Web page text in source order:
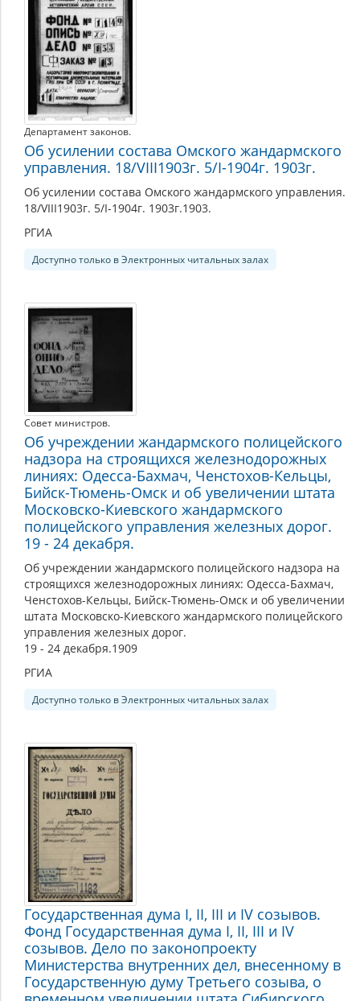
Департамент законов.
Об усилении состава Омского жандармского
управления. 18/VIII1903г. 5/I-1904г. 1903г.
Об усилении состава Омского жандармского управления.
18/VIII1903г. 5/I-1904г. 1903г.1903.
РГИА
Доступно только в Электронных читальных залах
Совет министров.
Об учреждении жандармского полицейского
надзора на строящихся железнодорожных
линиях: Одесса-Бахмач, Ченстохов-Кельцы,
Бийск-Тюмень-Омск и об увеличении штата
Московско-Киевского жандармского
полицейского управления железных дорог.
19 - 24 декабря.
Об учреждении жандармского полицейского надзора на
строящихся железнодорожных линиях: Одесса-Бахмач,
Ченстохов-Кельцы, Бийск-Тюмень-Омск и об увеличении
штата Московско-Киевского жандармского полицейского
управления железных дорог.
19 - 24 декабря.1909
РГИА
Доступно только в Электронных читальных залах
Государственная дума I, II, III и IV созывов.
Фонд Государственная дума I, II, III и IV
созывов. Дело по законопроекту
Министерства внутренних дел, внесенному в
Государственную думу Третьего созыва, о